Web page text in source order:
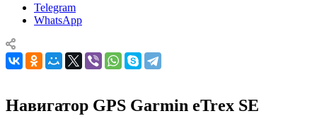
Telegram
WhatsApp
Навигатор GPS Garmin eTrex SE